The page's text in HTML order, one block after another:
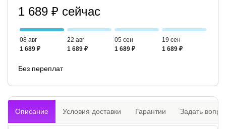
1 689 ₽ сейчас
08 авг
1 689 ₽
22 авг
1 689 ₽
05 сен
1 689 ₽
19 сен
1 689 ₽
Без переплат
Описание Условия доставки Гарантии Задать